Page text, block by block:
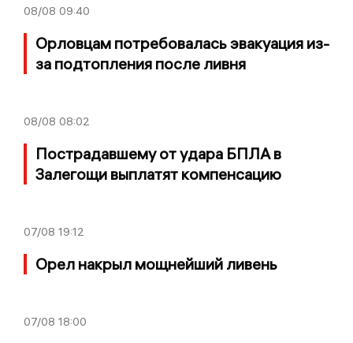
08/08 09:40
Орловцам потребовалась эвакуация из-
за подтопления после ливня
08/08 08:02
Пострадавшему от удара БПЛА в
Залегощи выплатят компенсацию
07/08 19:12
Орел накрыл мощнейший ливень
07/08 18:00